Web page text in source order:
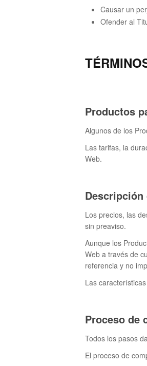
Causar un
Ofender al
Productos
Algunos de los
Las tarifas, la
Web.
Los precios, las
sin preaviso.
Aunque los
Web a través de
referencia y no
Las
Proceso de
Todos los pasos
El proceso de